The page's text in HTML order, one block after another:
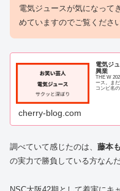
電気ジュースが気になって
めていますのでご覧ください
電気ジ
興業
THE W
ース。ま
コンビ名
cherry-blog.com
調べていて感じたのは、 藤本
の実力で勝負している方なん